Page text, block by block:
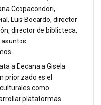
Ccopacondori,
Luis Bocardo, director
director de biblioteca,
asuntos
a Decana a Gisela
priorizado es el
como
plataformas